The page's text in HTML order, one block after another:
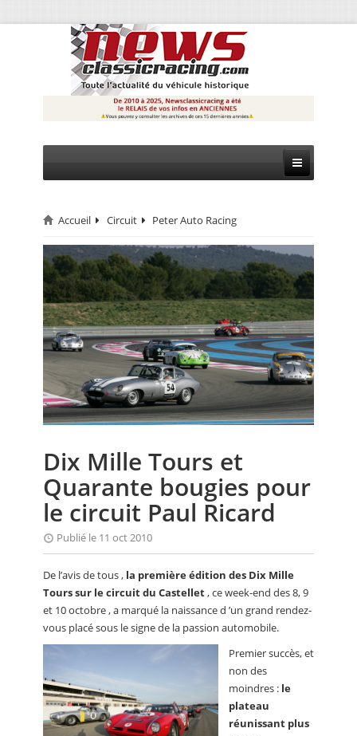
CIRCUIT
RALLYE
MONTAGNE
EVÈNEMENTS
CALENDRIER
FOCUS
ANNUAIRES
PETITES ANNONCES
Accueil Circuit Peter Auto Racing
Dix Mille Tours et
Quarante bougies pour
le circuit Paul Ricard
Publié le 11 oct 2010
De l’avis de tous , la première édition des Dix Mille
Tours sur le circuit du Castellet, ce week-end des 8, 9
et 10 octobre , a marqué la naissance d ’un grand rendez-
vous placé sous le signe de la passion automobile.
Premier succès, et
non des
moindres : le
plateau
réunissant plus